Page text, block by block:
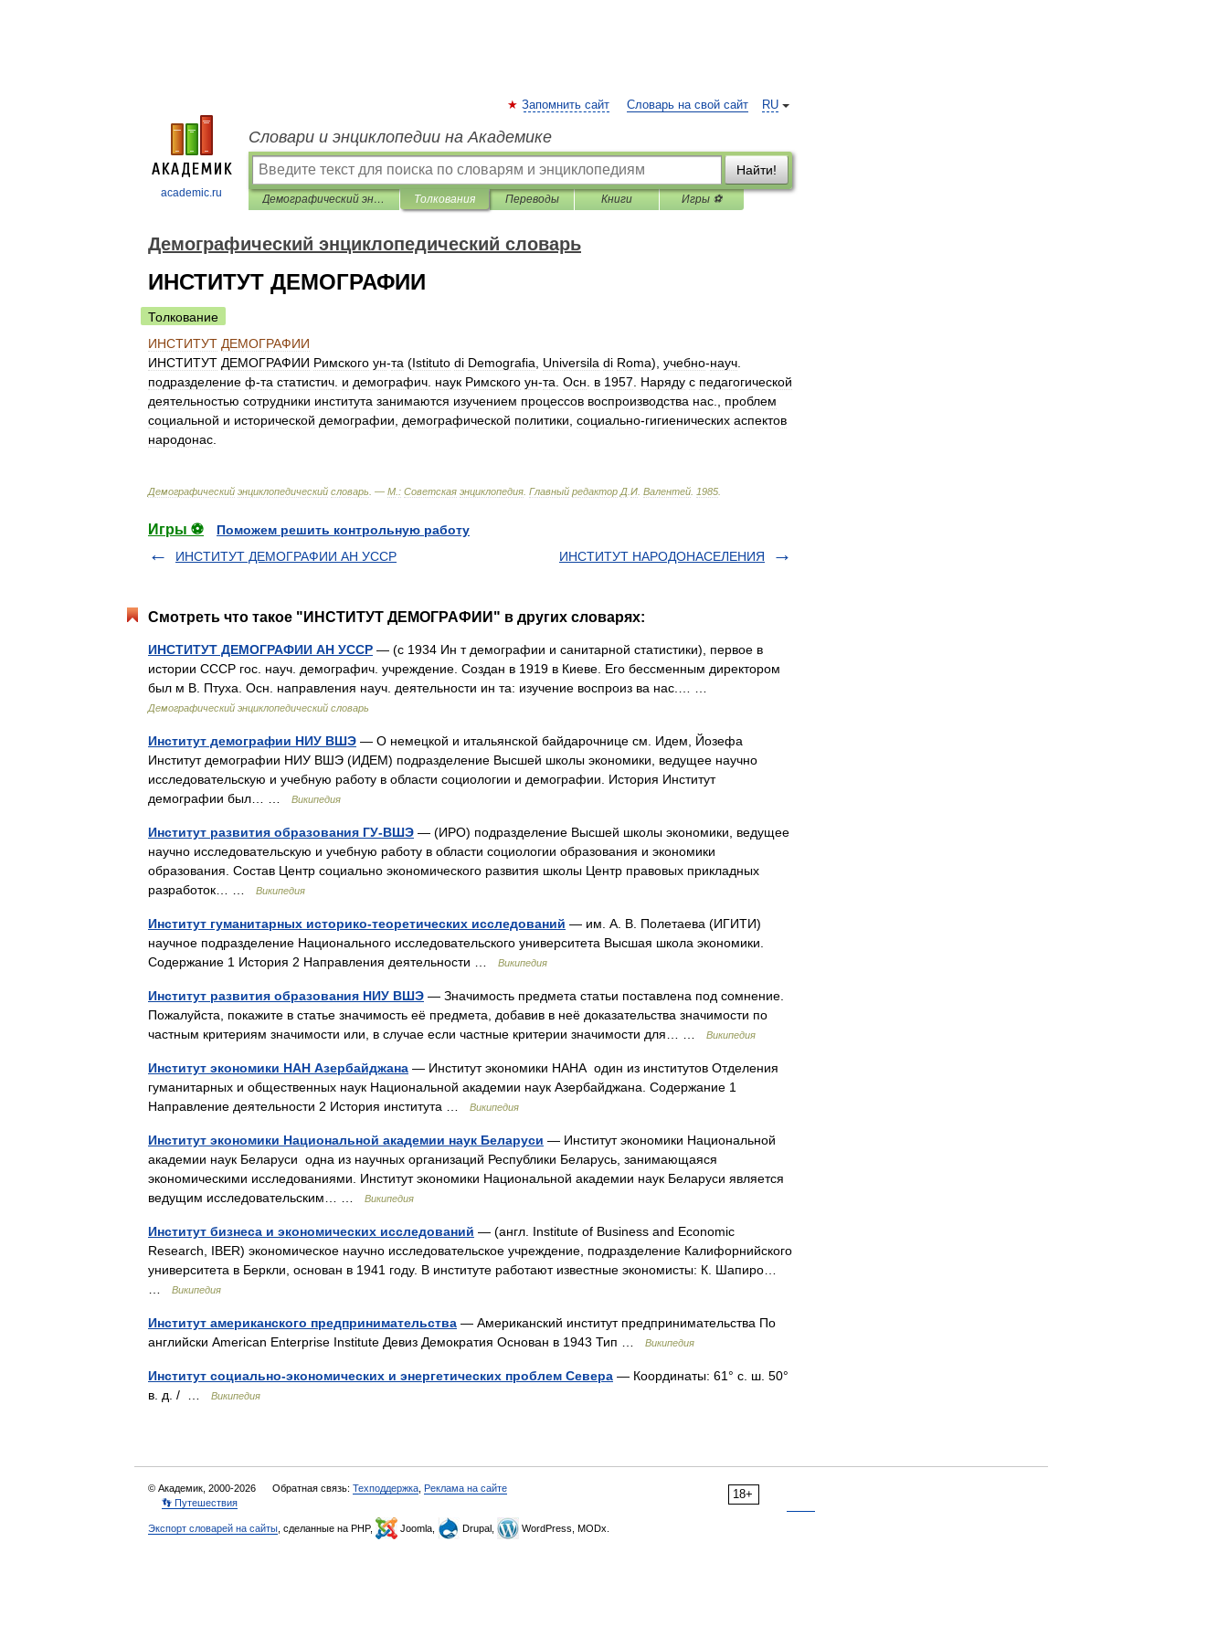
academic.ru
RU
Запомнить сайт Словарь на свой сайт
Словари и энциклопедии на Академике
Найти!
Демографический энциклопедический словарь Толкования Переводы Книги Игры ⚽
Демографический энциклопедический словарь
ИНСТИТУТ ДЕМОГРАФИИ
Толкование
ИНСТИТУТ ДЕМОГРАФИИ
ИНСТИТУТ ДЕМОГРАФИИ Римского ун-та (Istituto di Demografia Universila di Roma), учебно-науч
подразделение ф-та статистич и демографич наук Римского ун-та Осн в 1957 Наряду с педагогической
деятельностью сотрудники института занимаются изучением процессов воспроизводства нас
проблем
социальной и исторической демографии демографической политики социально-гигиенических аспектов
народонас
Демографический энциклопедический словарь . — М : Советская энциклопедия Главный редактор Д И Валентей 1985
Игры ⚽
Поможем решить контрольную работу
ИНСТИТУТ ДЕМОГРАФИИ АН УССР
ИНСТИТУТ НАРОДОНАСЕЛЕНИЯ
Смотреть что такое "ИНСТИТУТ ДЕМОГРАФИИ" в других словарях:
ИНСТИТУТ ДЕМОГРАФИИ АН УССР — (с 1934 Ин т демографии и санитарной статистики), первое в
истории СССР гос. науч. демографич. учреждение. Создан в 1919 в Киеве. Его бессменным директором
был м В. Птуха. Осн. направления науч. деятельности ин та: изучение воспроиз ва нас.… …
Демографический энциклопедический словарь
Институт демографии НИУ ВШЭ — О немецкой и итальянской байдарочнице см. Идем, Йозефа
Институт демографии НИУ ВШЭ (ИДЕМ) подразделение Высшей школы экономики, ведущее научно
исследовательскую и учебную работу в области социологии и демографии. История Институт
демографии был… …
Википедия
Институт развития образования ГУ-ВШЭ — (ИРО) подразделение Высшей школы экономики, ведущее
научно исследовательскую и учебную работу в области социологии образования и экономики
образования. Состав Центр социально экономического развития школы Центр правовых прикладных
разработок… …
Википедия
Институт гуманитарных историко-теоретических исследований — им. А. В. Полетаева (ИГИТИ)
научное подразделение Национального исследовательского университета Высшая школа экономики.
Содержание 1 История 2 Направления деятельности …
Википедия
Институт развития образования НИУ ВШЭ — Значимость предмета статьи поставлена под сомнение.
Пожалуйста, покажите в статье значимость её предмета, добавив в неё доказательства значимости по
частным критериям значимости или, в случае если частные критерии значимости для… …
Википедия
Институт экономики НАН Азербайджана — Институт экономики НАНА один из институтов Отделения
гуманитарных и общественных наук Национальной академии наук Азербайджана. Содержание 1
Направление деятельности 2 История института …
Википедия
Институт экономики Национальной академии наук Беларуси — Институт экономики Национальной
академии наук Беларуси одна из научных организаций Республики Беларусь, занимающаяся
экономическими исследованиями. Институт экономики Национальной академии наук Беларуси является
ведущим исследовательским… …
Википедия
Институт бизнеса и экономических исследований — (англ. Institute of Business and Economic
Research, IBER) экономическое научно исследовательское учреждение, подразделение Калифорнийского
университета в Беркли, основан в 1941 году. В институте работают известные экономисты: К. Шапиро…
Википедия
Институт американского предпринимательства — Американский институт предпринимательства По
английски American Enterprise Institute Девиз Демократия Основан в 1943 Тип …
Википедия
Институт социально-экономических и энергетических проблем Севера — Координаты: 61° с. ш. 50°
в. д. / …
Википедия
18+
© Академик, 2000-2026 Обратная связь: Техподдержка Реклама на сайте
👣 Путешествия
Экспорт словарей на сайты , сделанные на PHP, Joomla, Drupal, WordPress, MODx.